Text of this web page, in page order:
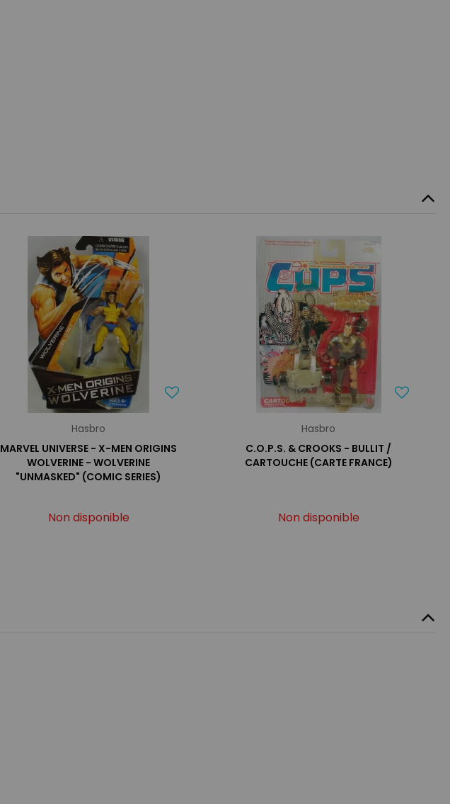
Hasbro
MARVEL UNIVERSE - X-MEN ORIGINS
WOLVERINE - WOLVERINE
"UNMASKED" (COMIC SERIES)
Non disponible
Hasbro
C.O.P.S. & CROOKS - BULLIT /
CARTOUCHE (CARTE FRANCE)
Non disponible